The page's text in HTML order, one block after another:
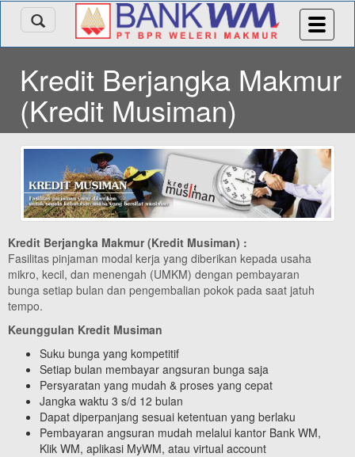
Kredit Berjangka Makmur
(Kredit Musiman)
Kredit Berjangka Makmur (Kredit Musiman) :
Fasilitas pinjaman modal kerja yang diberikan kepada usaha
mikro, kecil, dan menengah (UMKM) dengan pembayaran
bunga setiap bulan dan pengembalian pokok pada saat jatuh
tempo.
Keunggulan Kredit Musiman
Suku bunga yang kompetitif
Setiap bulan membayar angsuran bunga saja
Persyaratan yang mudah & proses yang cepat
Jangka waktu 3 s/d 12 bulan
Dapat diperpanjang sesuai ketentuan yang berlaku
Pembayaran angsuran mudah melalui kantor Bank WM,
Klik WM, aplikasi MyWM, atau virtual account